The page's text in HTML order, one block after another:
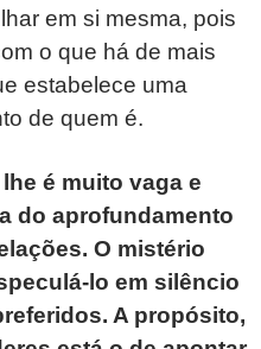
em si mesma, pois
o que há de mais
estabelece uma
de quem é.
é muito vaga e
do aprofundamento
O mistério
lo em silêncio
A propósito,